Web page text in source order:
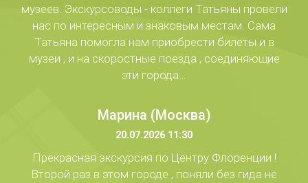
музеев. Экскурсоводы - коллеги Татьяны провели
нас по интересным и знаковым местам. Сама
Татьяна помогла нам приобрести билеты и в
музеи , и на скоростные поезда , соединяющие
эти города…
Марина (Москва)
20.07.2026 11:30
Прекрасная экскурсия по Центру Флоренции !
Второй раз в этом городе , поняли без гида не